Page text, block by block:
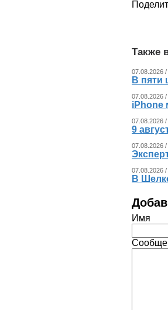
Также
07.08.2026
В пяти
07.08.2026
iPhone
07.08.2026
9
07.08.2026
07.08.2026
В
Имя